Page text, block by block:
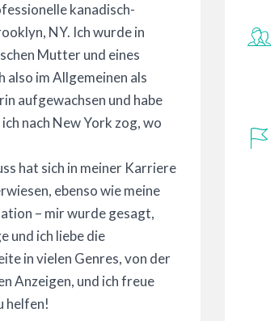
kanadisch-
NY. Ich wurde in
Mutter und eines
also im Allgemeinen als
aufgewachsen und habe
nach New York zog, wo
hat sich in meiner Karriere
ebenso wie meine
– mir wurde gesagt,
und ich liebe die
in vielen Genres, von der
Anzeigen, und ich freue
helfen!